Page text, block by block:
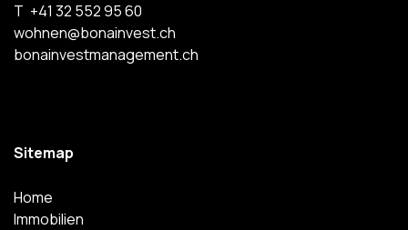
T +41 32 552 95 60
wohnen@bonainvest.ch
bonainvestmanagement.ch
Sitemap
Home
Immobilien